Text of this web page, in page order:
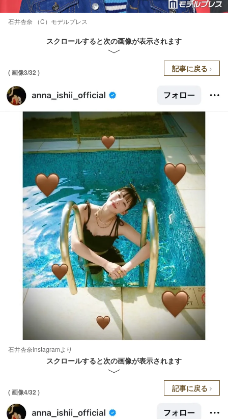
石井杏奈 （C）モデルプレス
スクロールすると次の画像が表示されます
( 画像3/32 ) 記事に戻る
石井杏奈Instagramより
スクロールすると次の画像が表示されます
( 画像4/32 ) 記事に戻る